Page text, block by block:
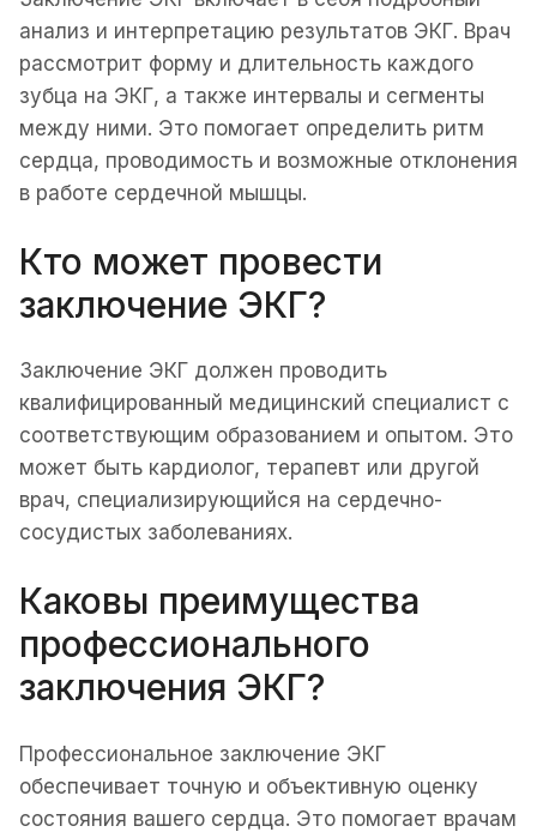
анализ и интерпретацию результатов ЭКГ. Врач
рассмотрит форму и длительность каждого
зубца на ЭКГ, а также интервалы и сегменты
между ними. Это помогает определить ритм
сердца, проводимость и возможные отклонения
в работе сердечной мышцы.
Кто может провести
заключение ЭКГ?
Заключение ЭКГ должен проводить
квалифицированный медицинский специалист с
соответствующим образованием и опытом. Это
может быть кардиолог, терапевт или другой
врач, специализирующийся на сердечно-
сосудистых заболеваниях.
Каковы преимущества
профессионального
заключения ЭКГ?
Профессиональное заключение ЭКГ
обеспечивает точную и объективную оценку
состояния вашего сердца. Это помогает врачам